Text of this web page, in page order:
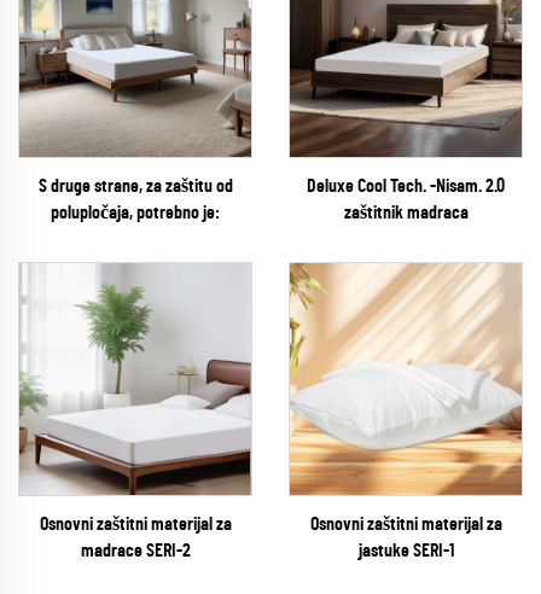
S druge strane, za zaštitu od
polupločaja, potrebno je:
Deluxe Cool Tech. -Nisam. 2.0
zaštitnik madraca
Osnovni zaštitni materijal za
madrace SERI-2
Osnovni zaštitni materijal za
jastuke SERI-1